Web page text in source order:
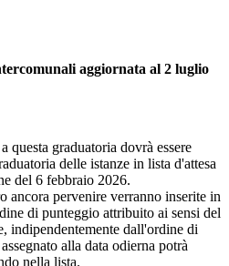
aggiornata al 2 luglio
questa graduatoria dovrà essere
delle istanze in lista d'attesa
del 6 febbraio 2026.
ancora pervenire verranno inserite in
di punteggio attribuito ai sensi del
indipendentemente dall'ordine di
alla data odierna potrà
nella lista.